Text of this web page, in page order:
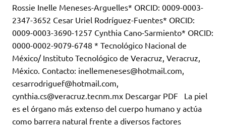
Rossie Inelle Meneses-Arguelles* ORCID: 0009-0003-
2347-3652 Cesar Uriel Rodríguez-Fuentes* ORCID:
0009-0003-3690-1257 Cynthia Cano-Sarmiento* ORCID:
0000-0002-9079-6748 * Tecnológico Nacional de
México/ Instituto Tecnológico de Veracruz, Veracruz,
México. Contacto: inellemeneses@hotmail.com,
cesarrodriguef@hotmail.com,
cynthia.cs@veracruz.tecnm.mx Descargar PDF La piel
es el órgano más extenso del cuerpo humano y actúa
como barrera natural frente a diversos factores